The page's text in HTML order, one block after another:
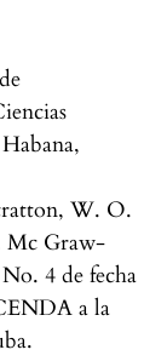
W. O.
Mc Graw-
4 de fecha
a la